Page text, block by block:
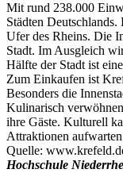
Mit rund 238.000
Städten
Ufer des Rheins. Die
Stadt. Im Ausgleich
Hälfte der Stadt ist
Zum Einkaufen ist
Besonders die
Kulinarisch
ihre Gäste. Kulturell
Attraktionen
Quelle:
Hochschule